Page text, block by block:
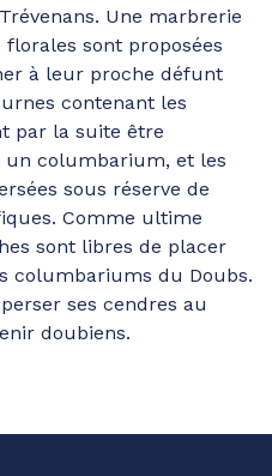
Une marbrerie
sont proposées
à leur proche défunt
contenant les
par la suite être
un columbarium, et les
sous réserve de
Comme ultime
sont libres de placer
columbariums du Doubs.
ses cendres au
doubiens.